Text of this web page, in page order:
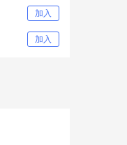
加入
加入